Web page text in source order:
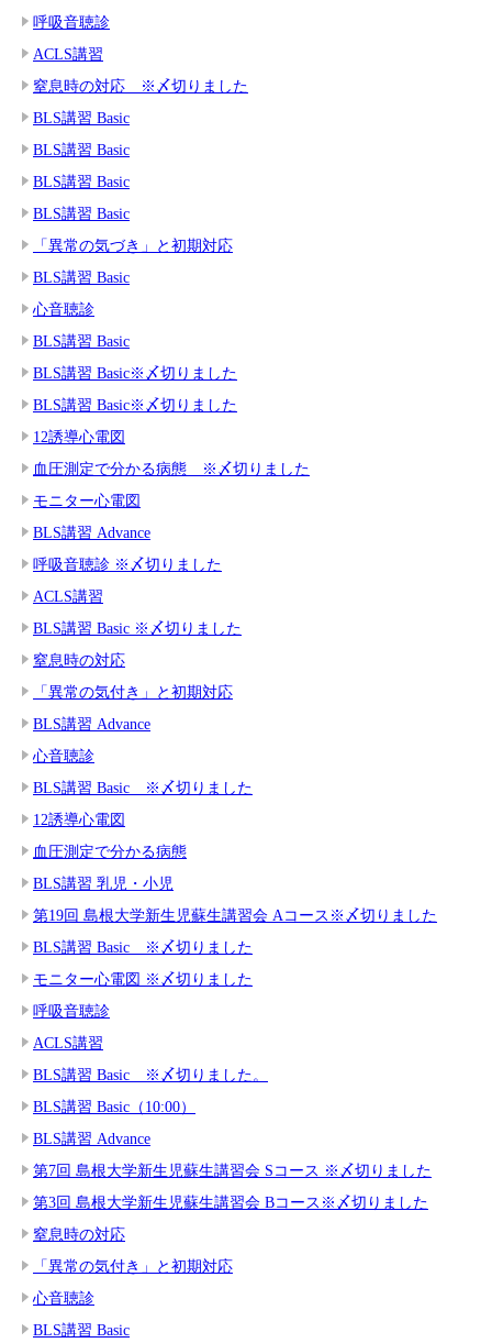
呼吸音聴診
ACLS講習
窒息時の対応 ※〆切りました
BLS講習 Basic
BLS講習 Basic
BLS講習 Basic
BLS講習 Basic
「異常の気づき」と初期対応
BLS講習 Basic
心音聴診
BLS講習 Basic
BLS講習 Basic※〆切りました
BLS講習 Basic※〆切りました
12誘導心電図
血圧測定で分かる病態 ※〆切りました
モニター心電図
BLS講習 Advance
呼吸音聴診 ※〆切りました
ACLS講習
BLS講習 Basic ※〆切りました
窒息時の対応
「異常の気付き」と初期対応
BLS講習 Advance
心音聴診
BLS講習 Basic ※〆切りました
12誘導心電図
血圧測定で分かる病態
BLS講習 乳児・小児
第19回 島根大学新生児蘇生講習会 Aコース※〆切りました
BLS講習 Basic ※〆切りました
モニター心電図 ※〆切りました
呼吸音聴診
ACLS講習
BLS講習 Basic ※〆切りました。
BLS講習 Basic（10:00）
BLS講習 Advance
第7回 島根大学新生児蘇生講習会 Sコース ※〆切りました
第3回 島根大学新生児蘇生講習会 Bコース※〆切りました
窒息時の対応
「異常の気付き」と初期対応
心音聴診
BLS講習 Basic